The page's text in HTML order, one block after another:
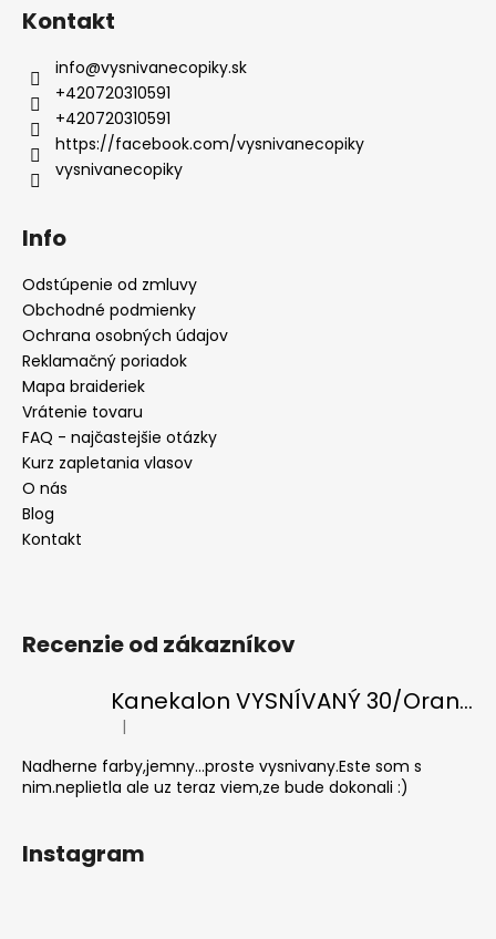
u
Kontakt
info@vysnivanecopiky.sk
+420720310591
+420720310591
https://facebook.com/vysnivanecopiky
vysnivanecopiky
Info
Odstúpenie od zmluvy
Obchodné podmienky
Ochrana osobných údajov
Reklamačný poriadok
Mapa braideriek
Vrátenie tovaru
FAQ - najčastejšie otázky
Kurz zapletania vlasov
O nás
Blog
Kontakt
Recenzie od zákazníkov
Kanekalon VYSNÍVANÝ 30/Orange-s/White
Hodnotenie produktu je 5 z 5 hviezdičiek.
|
Nadherne farby,jemny...proste vysnivany.Este som s
nim.neplietla ale uz teraz viem,ze bude dokonali :)
Instagram